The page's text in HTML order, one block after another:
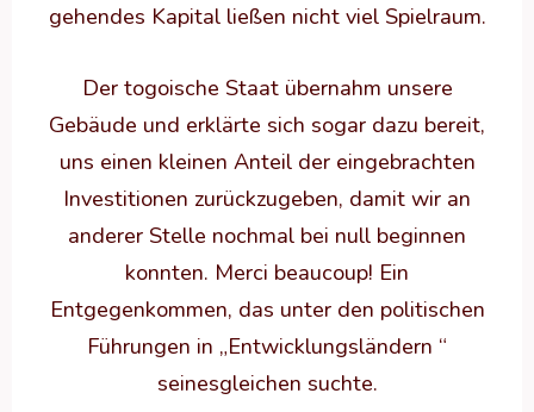
gehendes Kapital ließen nicht viel Spielraum.
Der togoische Staat übernahm unsere
Gebäude und erklärte sich sogar dazu bereit,
uns einen kleinen Anteil der eingebrachten
Investitionen zurückzugeben, damit wir an
anderer Stelle nochmal bei null beginnen
konnten. Merci beaucoup! Ein
Entgegenkommen, das unter den politischen
Führungen in „Entwicklungsländern “
seinesgleichen suchte.